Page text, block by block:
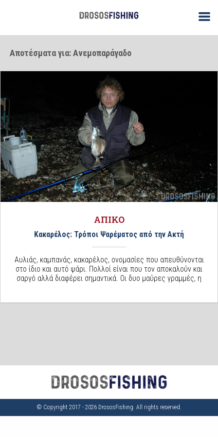
Αποτέσματα για: Ανεμοπαράγαδο
ΑΠΙΚΟ
Κακαρέλος: Τρόποι Ψαρέματος από την Ακτή
Αυλιάς, καμπανάς, κακαρέλος, ονομασίες που απευθύνονται
στο ίδιο και αυτό ψάρι. Πολλοί είναι που τον αποκαλούν και
σαργό αλλά διαφέρει σημαντικά. Οι δυο μαύρες γραμμές, η
© Copyright 2017 - 2026 DrososFishing. All rights reserved.